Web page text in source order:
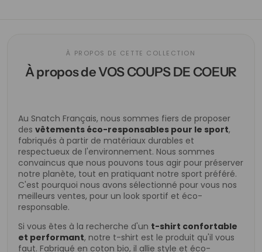
À PROPOS DE CETTE COLLECTION
À propos de VOS COUPS DE COEUR
Au Snatch Français, nous sommes fiers de proposer
des vêtements éco-responsables pour le sport,
fabriqués à partir de matériaux durables et
respectueux de l'environnement. Nous sommes
convaincus que nous pouvons tous agir pour préserver
notre planète, tout en pratiquant notre sport préféré.
C'est pourquoi nous avons sélectionné pour vous nos
meilleurs ventes, pour un look sportif et éco-
responsable.
Si vous êtes à la recherche d'un t-shirt confortable
et performant, notre t-shirt est le produit qu'il vous
faut. Fabriqué en coton bio, il allie style et éco-